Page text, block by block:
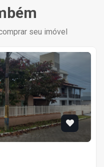
seu imóvel